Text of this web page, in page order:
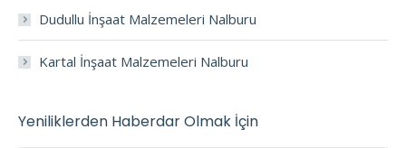
Dudullu İnşaat Malzemeleri Nalburu
Kartal İnşaat Malzemeleri Nalburu
Yeniliklerden Haberdar Olmak İçin